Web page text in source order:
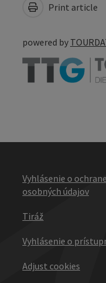
Print article
powered by
Vyhlásenie o ochrane
osobných údajov
Tiráž
Vyhlásenie o
Adjust cookies